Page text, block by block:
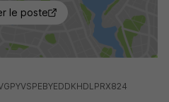
le poste